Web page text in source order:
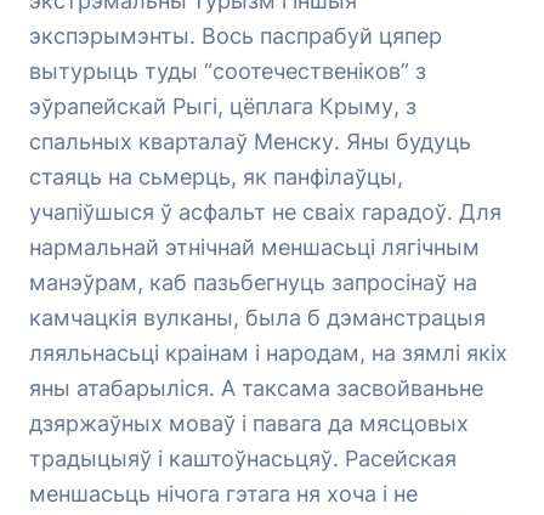
экспэрымэнты. Вось паспрабуй цяпер
вытурыць туды “соотечественіков” з
эўрапейскай Рыгі, цёплага Крыму, з
спальных кварталаў Менску. Яны будуць
стаяць на сьмерць, як панфілаўцы,
учапіўшыся ў асфальт не сваіх гарадоў. Для
нармальнай этнічнай меншасьці лягічным
манэўрам, каб пазьбегнуць запросінаў на
камчацкія вулканы, была б дэманстрацыя
ляяльнасьці краінам і народам, на зямлі якіх
яны атабарыліся. А таксама засвойваньне
дзяржаўных моваў і павага да мясцовых
традыцыяў і каштоўнасьцяў. Расейская
меншасьць нічога гэтага ня хоча і не